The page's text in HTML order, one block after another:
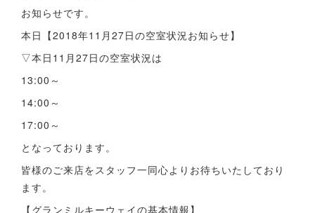
お知らせです。
本日【2018年11月27日の空室状況お知らせ】
▽本日11月27日の空室状況は
13:00～
14:00～
17:00～
となっております。
皆様のご来店をスタッフ一同心よりお待ちいたしており
ます。
【グランミルキーウェイの基本情報】